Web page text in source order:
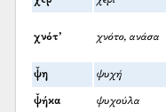
χνότ’ χνότο, ανάσα
ψ̌η ψυχή
ψ̌ήκα ψυχούλα